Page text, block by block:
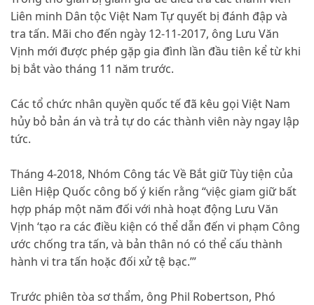
Liên minh Dân tộc Việt Nam Tự quyết bị đánh đập và
tra tấn. Mãi cho đến ngày 12-11-2017, ông Lưu Văn
Vịnh mới được phép gặp gia đình lần đầu tiên kể từ khi
bị bắt vào tháng 11 năm trước.
Các tổ chức nhân quyền quốc tế đã kêu gọi Việt Nam
hủy bỏ bản án và trả tự do các thành viên này ngay lập
tức.
Tháng 4-2018, Nhóm Công tác Về Bắt giữ Tùy tiện của
Liên Hiệp Quốc công bố ý kiến rằng “việc giam giữ bất
hợp pháp một năm đối với nhà hoạt động Lưu Văn
Vịnh ‘tạo ra các điều kiện có thể dẫn đến vi phạm Công
ước chống tra tấn, và bản thân nó có thể cấu thành
hành vi tra tấn hoặc đối xử tệ bạc.’”
Trước phiên tòa sơ thẩm, ông Phil Robertson, Phó